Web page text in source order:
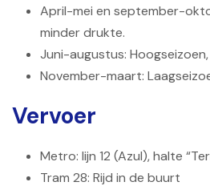
April-mei en september-
minder drukte.
Juni-augustus:
November-maart:
Vervoer
Metro: lijn 12 (Azul), halte
Tram 28: Rijd in de buurt